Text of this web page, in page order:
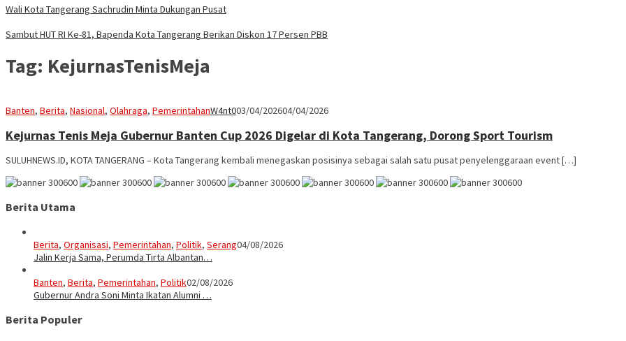
Wali Kota Tangerang Sachrudin Minta Dukungan Pusat
Sambut HUT RI Ke-81, Bapenda Kota Tangerang Berikan Diskon 17 Persen PBB
Tag: KejurnasTenisMeja
Banten, Berita, Nasional, Olahraga, PemerintahanW4nt003/04/202604/04/2026
Kejurnas Tenis Meja Gubernur Banten Cup 2026 Digelar di Kota Tangerang, Dorong Sport Tourism
SULUHNEWS.ID, KOTA TANGERANG – Kota Tangerang kembali menegaskan posisinya sebagai salah satu pusat penyelenggaraan event […]
Berita Utama
Berita, Organisasi, Pemerintahan, Politik, Serang04/08/2026
Jalin Kerja Sama, Perumda Tirta Albantan…
Banten, Berita, Pemerintahan, Politik02/08/2026
Gubernur Andra Soni Minta Ikatan Alumni …
Berita Populer